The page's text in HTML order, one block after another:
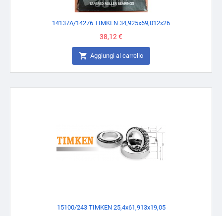
14137A/14276 TIMKEN 34,925x69,012x26
Prezzo
38,12 €
 Aggiungi al carrello
15100/243 TIMKEN 25,4x61,913x19,05